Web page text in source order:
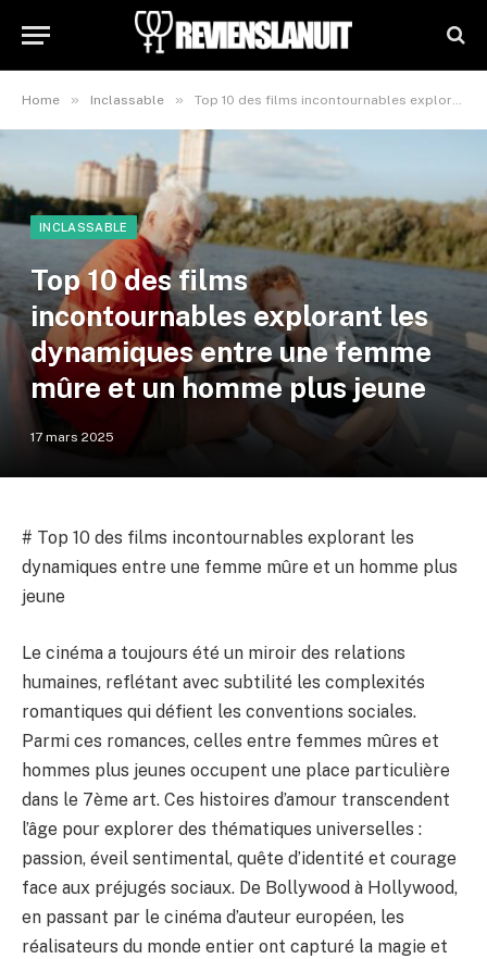
Home » Inclassable » Top 10 des films incontournables explorant les dynamiques entre une femme mûre et un homme plus jeune
INCLASSABLE
Top 10 des films
incontournables explorant les
dynamiques entre une femme
mûre et un homme plus jeune
17 mars 2025
# Top 10 des films incontournables explorant les
dynamiques entre une femme mûre et un homme plus
jeune
Le cinéma a toujours été un miroir des relations
humaines, reflétant avec subtilité les complexités
romantiques qui défient les conventions sociales.
Parmi ces romances, celles entre femmes mûres et
hommes plus jeunes occupent une place particulière
dans le 7ème art. Ces histoires d’amour transcendent
l’âge pour explorer des thématiques universelles :
passion, éveil sentimental, quête d’identité et courage
face aux préjugés sociaux. De Bollywood à Hollywood,
en passant par le cinéma d’auteur européen, les
réalisateurs du monde entier ont capturé la magie et